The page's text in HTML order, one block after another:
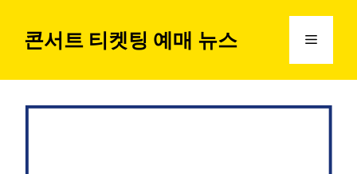
콘서트 티켓팅 예매 뉴스 메